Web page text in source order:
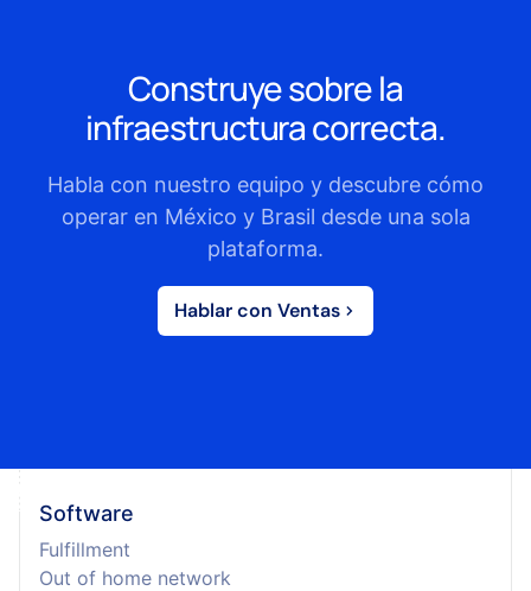
Construye sobre la
infraestructura correcta.
Habla con nuestro equipo y descubre cómo
operar en México y Brasil desde una sola
plataforma.
Hablar con Ventas
Software
Fulfillment
Out of home network